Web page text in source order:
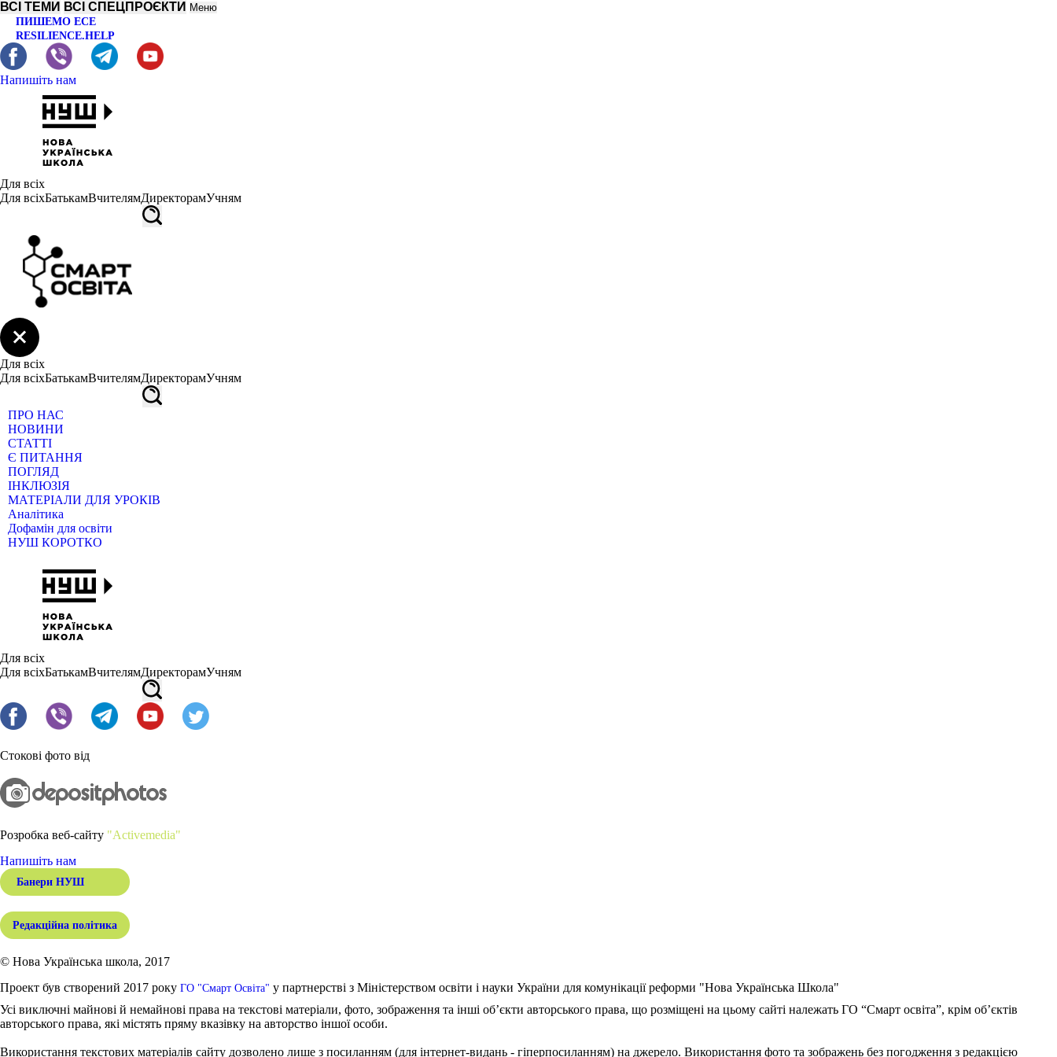
ВСІ ТЕМИ ВСІ СПЕЦПРОЄКТИ Меню
ПИШЕМО ЕСЕ
RESILIENCE.HELP
Напишіть нам
Для всіх
Для всіхБатькамВчителямДиректорамУчням
Для всіх
Для всіхБатькамВчителямДиректорамУчням
ПРО НАС
НОВИНИ
СТАТТІ
Є ПИТАННЯ
ПОГЛЯД
ІНКЛЮЗІЯ
МАТЕРІАЛИ ДЛЯ УРОКІВ
Аналітика
Дофамін для освіти
НУШ КОРОТКО
Для всіх
Для всіхБатькамВчителямДиректорамУчням
Стокові фото від
Розробка веб-сайту "Activemedia"
Напишіть нам
Банери НУШ
Редакційна політика
© Нова Українська школа, 2017
Проект був створений 2017 року ГО "Смарт Освіта" у партнерстві з Міністерством освіти і науки України для комунікації реформи "Нова Українська Школа"
Усі виключні майнові й немайнові права на текстові матеріали, фото, зображення та інші об’єкти авторського права, що розміщені на цьому сайті належать ГО “Смарт освіта”, крім об’єктів
авторського права, які містять пряму вказівку на авторство іншої особи.
Використання текстових матеріалів сайту дозволено лише з посиланням (для інтернет-видань - гіперпосиланням) на джерело. Використання фото та зображень без погодження з редакцією